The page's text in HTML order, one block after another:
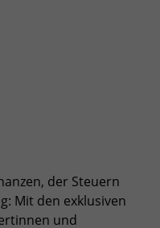
der Steuern
Mit den exklusiven
und